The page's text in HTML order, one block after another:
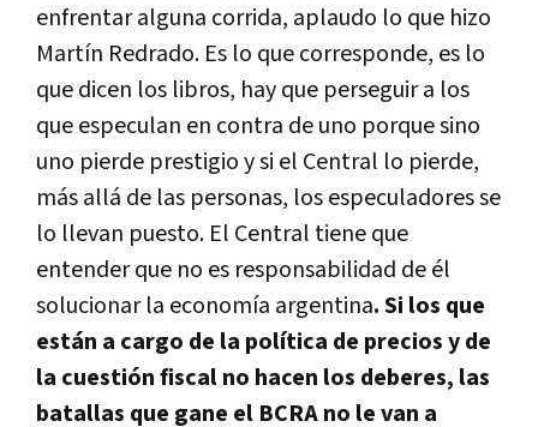
enfrentar alguna corrida, aplaudo lo que hizo
Martí­n Redrado. Es lo que corresponde, es lo
que dicen los libros, hay que perseguir a los
que especulan en contra de uno porque sino
uno pierde prestigio y si el Central lo pierde,
más allá de las personas, los especuladores se
lo llevan puesto. El Central tiene que
entender que no es responsabilidad de él
solucionar la economí­a argentina. Si los que
están a cargo de la polí­tica de precios y de
la cuestión fiscal no hacen los deberes, las
batallas que gane el BCRA no le van a